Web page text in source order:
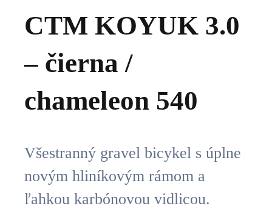
CTM KOYUK 3.0
– čierna /
chameleon 540
Všestranný gravel bicykel s úplne
novým hliníkovým rámom a
ľahkou karbónovou vidlicou.